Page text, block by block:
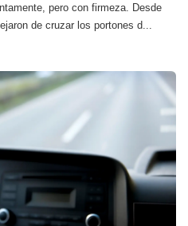
pero con firmeza. Desde
de cruzar los portones d...